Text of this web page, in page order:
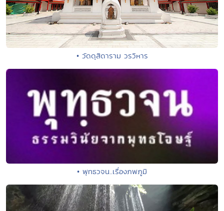
• วัดดุสิดาราม วรวิหาร
• พุทธวจน..เรื่องภพภูมิ